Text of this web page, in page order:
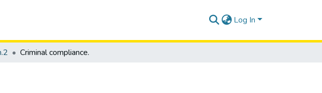
Log In
Criminal compliance.